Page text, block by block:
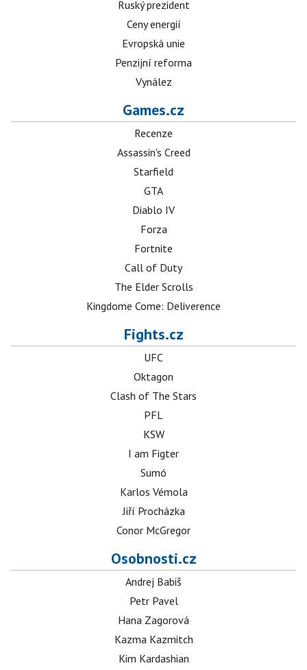
Ruský prezident
Ceny energií
Evropská unie
Penzijní reforma
Vynález
Games.cz
Recenze
Assassin's Creed
Starfield
GTA
Diablo IV
Forza
Fortnite
Call of Duty
The Elder Scrolls
Kingdome Come: Deliverence
Fights.cz
UFC
Oktagon
Clash of The Stars
PFL
KSW
I am Figter
Sumó
Karlos Vémola
Jiří Procházka
Conor McGregor
Osobnosti.cz
Andrej Babiš
Petr Pavel
Hana Zagorová
Kazma Kazmitch
Kim Kardashian